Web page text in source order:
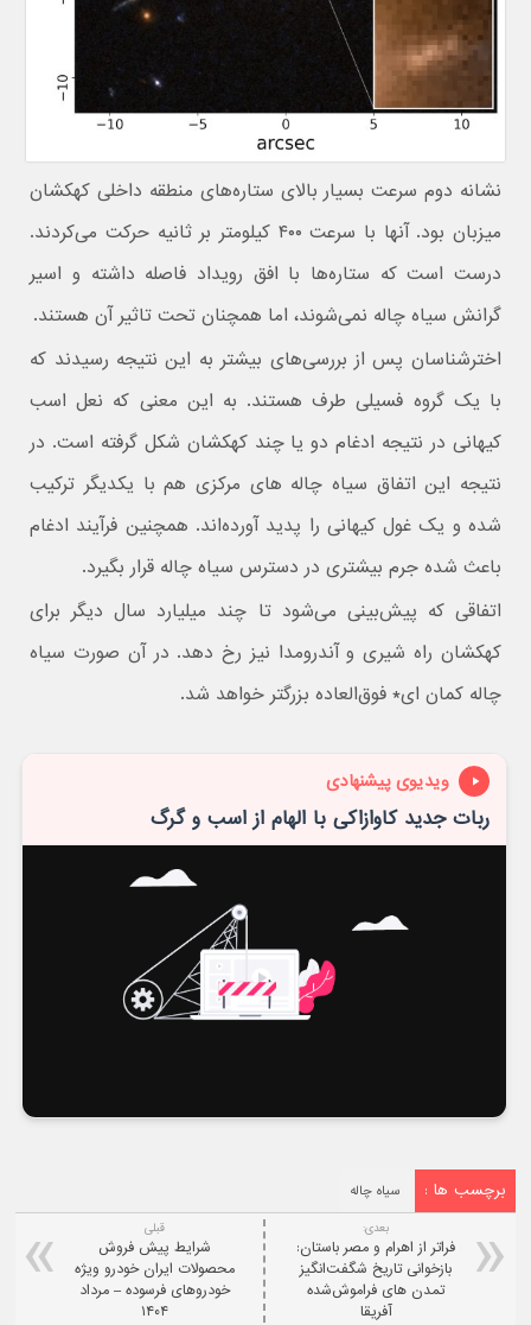
نشانه دوم سرعت بسیار بالای ستاره‌های منطقه داخلی کهکشان
میزبان بود. آنها با سرعت ۴۰۰ کیلومتر بر ثانیه حرکت می‌کردند.
درست است که ستاره‌ها با افق رویداد فاصله داشته و اسیر
گرانش سیاه چاله نمی‌شوند، اما همچنان تحت تاثیر آن هستند.
اخترشناسان پس از بررسی‌های بیشتر به این نتیجه رسیدند که
با یک گروه فسیلی طرف هستند. به این معنی که نعل اسب
کیهانی در نتیجه ادغام دو یا چند کهکشان شکل گرفته است. در
نتیجه این اتفاق سیاه چاله های مرکزی هم با یکدیگر ترکیب
شده و یک غول کیهانی را پدید آورده‌اند. همچنین فرآيند ادغام
باعث شده جرم بیشتری در دسترس سیاه چاله قرار بگیرد.
اتفاقی که پیش‌بینی می‌شود تا چند میلیارد سال دیگر برای
کهکشان راه شیری و آندرومدا نیز رخ دهد. در آن صورت سیاه
چاله کمان ای* فوق‌العاده بزرگتر خواهد شد.
ویدیوی پیشنهادی
ربات جدید کاوازاکی با الهام از اسب و گرگ
برچسب ها : سیاه چاله
قبلی
شرایط پیش فروش
محصولات ایران خودرو ویژه
خودروهای فرسوده – مرداد
۱۴۰۴
بعدی:
فراتر از اهرام و مصر باستان:
بازخوانی تاریخ شگفت‌انگیز
تمدن‌ های فراموش‌شده
آفریقا